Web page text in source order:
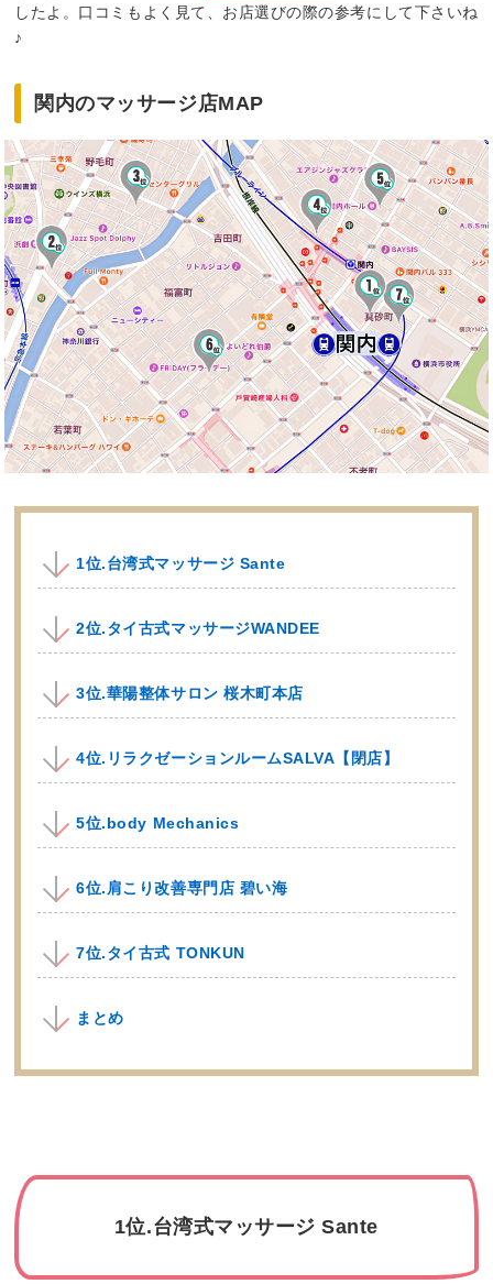
したよ。口コミもよく見て、お店選びの際の参考にして下さいね
♪
関内のマッサージ店MAP
1位.台湾式マッサージ Sante
2位.タイ古式マッサージWANDEE
3位.華陽整体サロン 桜木町本店
4位.リラクゼーションルームSALVA【閉店】
5位.body Mechanics
6位.肩こり改善専門店 碧い海
7位.タイ古式 TONKUN
まとめ
1位.台湾式マッサージ Sante